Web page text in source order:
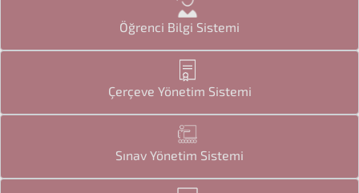
Öğrenci Bilgi Sistemi
Çerçeve Yönetim Sistemi
Sınav Yönetim Sistemi